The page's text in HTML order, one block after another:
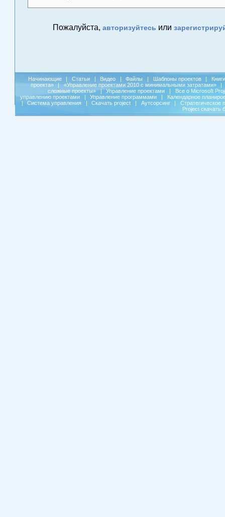
Пожалуйста, авторизуйтесь или
Начинающие | Статьи | Видео | Файлы | Шаблоны проектов |
Книги
проекта»
| «Управление проектами 2010 с минимальными затратами»
|
сложные проекты»
| Управление проектами |
Все о Microsoft
управлению проектами
| Управление программами |
Календарное
|
Система управления | Скачать project | Аутсорсинг |
Стратегическое
Project скачать